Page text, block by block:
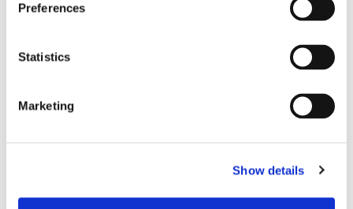
Preferences
Statistics
Marketing
Show details